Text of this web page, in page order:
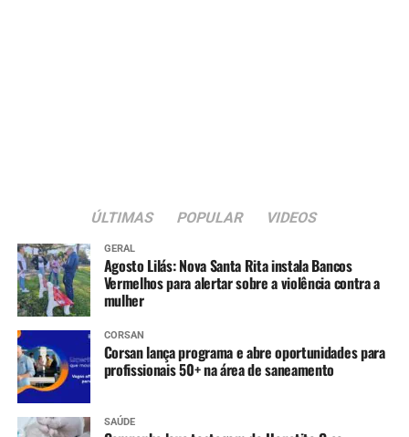
ÚLTIMAS POPULAR VIDEOS
GERAL
Agosto Lilás: Nova Santa Rita instala Bancos
Vermelhos para alertar sobre a violência contra a
mulher
CORSAN
Corsan lança programa e abre oportunidades para
profissionais 50+ na área de saneamento
SAÚDE